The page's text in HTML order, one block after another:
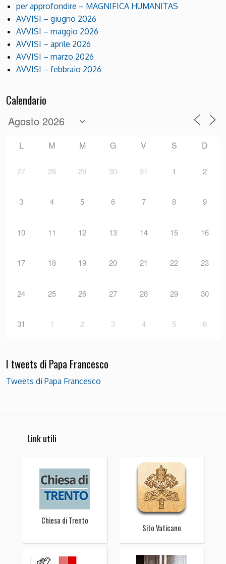
per approfondire – MAGNIFICA HUMANITAS
AVVISI – giugno 2026
AVVISI – maggio 2026
AVVISI – aprile 2026
AVVISI – marzo 2026
AVVISI – febbraio 2026
Calendario
L M M G V S D
27 28 29 30 31 1 2
3 4 5 6 7 8 9
10 11 12 13 14 15 16
17 18 19 20 21 22 23
24 25 26 27 28 29 30
31 1 2 3 4 5 6
I tweets di Papa Francesco
Tweets di Papa Francesco
Link utili
Chiesa di Trento
Sito Vaticano